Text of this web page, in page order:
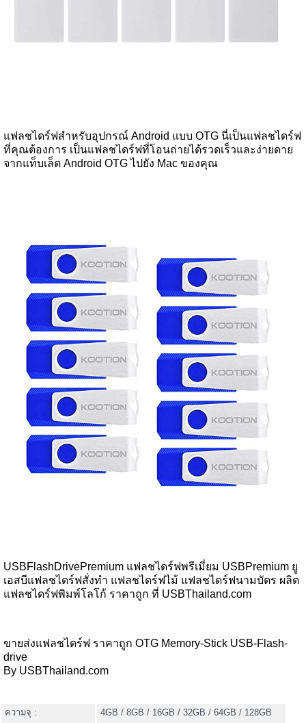
แฟลชไดร์ฟสำหรับอุปกรณ์ Android แบบ OTG นี่เป็นแฟลชไดร์ฟ
ที่คุณต้องการ เป็นแฟลชไดร์ฟที่โอนถ่ายได้รวดเร็วและง่ายดาย
จากแท็บเล็ต Android OTG ไปยัง Mac ของคุณ
USBFlashDrivePremium แฟลชไดร์ฟพรีเมี่ยม USBPremium ยู
เอสบีแฟลชไดร์ฟสั่งทำ แฟลชไดร์ฟไม้ แฟลชไดร์ฟนามบัตร ผลิต
แฟลชไดร์ฟพิมพ์โลโก้ ราคาถูก ที่ USBThailand.com
ขายส่งแฟลชไดร์ฟ ราคาถูก OTG Memory-Stick USB-Flash-
drive
By USBThailand.com
ความจุ :
4GB / 8GB / 16GB / 32GB / 64GB / 128GB